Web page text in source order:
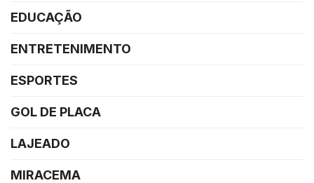
EDUCAÇÃO
ENTRETENIMENTO
ESPORTES
GOL DE PLACA
LAJEADO
MIRACEMA